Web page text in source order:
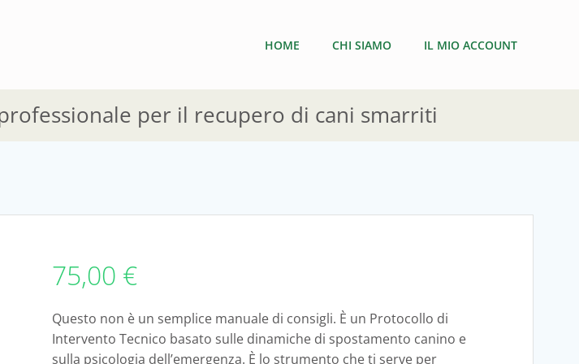
HOME CHI SIAMO IL MIO ACCOUNT
per il recupero di cani smarriti
75,00 €
Questo non è un semplice manuale di consigli. È un Protocollo di
Intervento Tecnico basato sulle dinamiche di spostamento canino e
sulla psicologia dell’emergenza. È lo strumento che ti serve per